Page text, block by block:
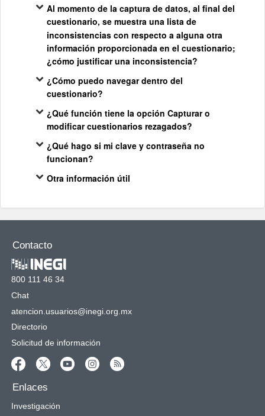
Al momento de la captura de datos, al final del
cuestionario, se muestra una lista de
inconsistencias con respecto a alguna otra
información proporcionada en el cuestionario;
¿cómo justificar una inconsistencia?
¿Cómo puedo navegar dentro del
cuestionario?
¿Qué función tiene la opción Capturar o
modificar cuestionarios rezagados?
¿Qué hago si mi clave y contraseña no
funcionan?
Otra información útil
Contacto
800 111 46 34
Chat
atencion.usuarios@inegi.org.mx
Directorio
Solicitud de información
Enlaces
Investigación